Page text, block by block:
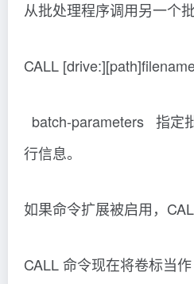
从批处理程序调用另一个
CALL
batch-parameters 指定
行信息。
如果命令扩展被启用，
CALL 命令现在将卷标当作